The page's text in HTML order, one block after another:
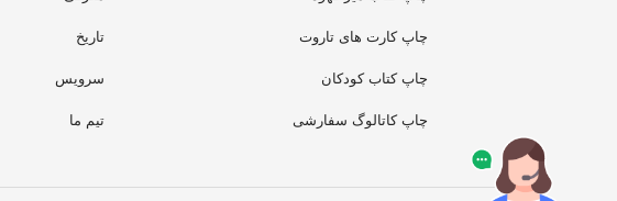
چاپ کارت های تاروت
چاپ کتاب کودکان
چاپ کاتالوگ سفارشی
تاریخ
سرویس
تیم ما